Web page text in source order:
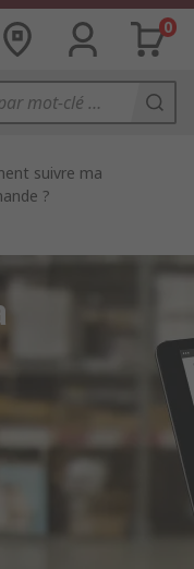
0
suivre ma
?